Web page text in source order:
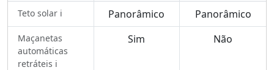
Teto solar ℹ️
Panorâmico Panorâmico
Maçanetas
automáticas
retráteis ℹ️
Sim Não